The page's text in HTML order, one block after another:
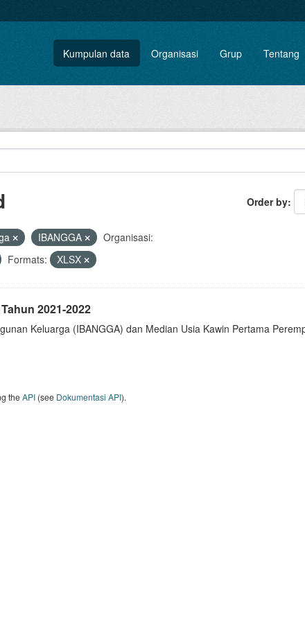
Kumpulan data Organisasi Grup Tentang
Order by
IBANGGA
Organisasi:
Formats: XLSX
2021-2022
Keluarga (IBANGGA) dan Median Usia Kawin Pertama
theAPI(see Dokumentasi API).